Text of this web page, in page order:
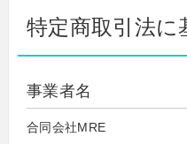
特定商取引法に
事業者名
合同会社MRE